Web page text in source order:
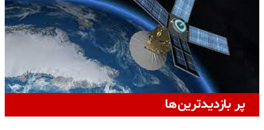
پر بازدیدترین‌ها